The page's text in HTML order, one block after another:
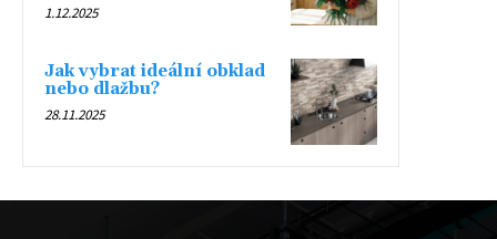
1.12.2025
Jak vybrat ideální obklad
nebo dlažbu?
28.11.2025